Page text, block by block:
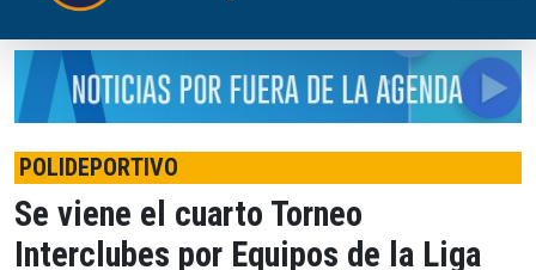
POLIDEPORTIVO
Se viene el cuarto Torneo
Interclubes por Equipos de la Liga